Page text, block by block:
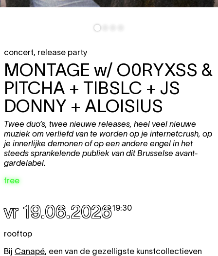
concert, release party
MONTAGE w/ O0RYXSS &
PITCHA + TIBSLC + JS
DONNY + ALOISIUS
Twee duo’s, twee nieuwe releases, heel veel nieuwe
muziek om verliefd van te worden op je internetcrush, op
je innerlijke demonen of op een andere engel in het
steeds sprankelende publiek van dit Brusselse avant-
gardelabel.
free
vr 19.06.202619:30
rooftop
Bij Canapé, een van de gezelligste kunstcollectieven